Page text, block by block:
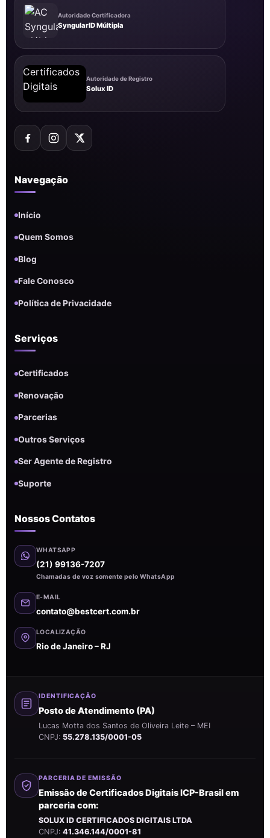
Autoridade Certificadora
SyngularID Múltipla
Autoridade de Registro
Solux ID
Navegação
Início
Quem Somos
Blog
Fale Conosco
Política de Privacidade
Serviços
Certificados
Renovação
Parcerias
Outros Serviços
Ser Agente de Registro
Suporte
Nossos Contatos
WHATSAPP
(21) 99136-7207
Chamadas de voz somente pelo WhatsApp
E-MAIL
contato@bestcert.com.br
LOCALIZAÇÃO
Rio de Janeiro – RJ
IDENTIFICAÇÃO
Posto de Atendimento (PA)
Lucas Motta dos Santos de Oliveira Leite – MEI
CNPJ: 55.278.135/0001-05
PARCERIA DE EMISSÃO
Emissão de Certificados Digitais ICP-Brasil em
parceria com:
SOLUX ID CERTIFICADOS DIGITAIS LTDA
CNPJ: 41.346.144/0001-81